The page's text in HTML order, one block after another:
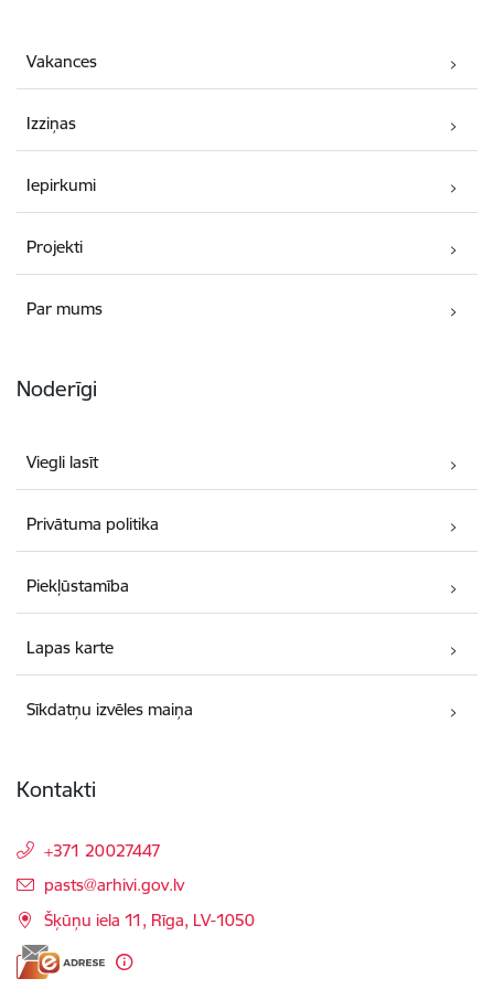
Vakances
Izziņas
Iepirkumi
Projekti
Par mums
Noderīgi
Viegli lasīt
Privātuma politika
Piekļūstamība
Lapas karte
Sīkdatņu izvēles maiņa
Kontakti
+371 20027447
E-pasts:
pasts@arhivi.gov.lv
Šķūņu iela 11, Rīga, LV-1050